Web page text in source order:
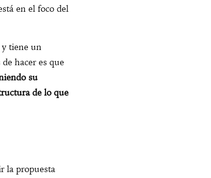
en el foco del
y tiene un
hacer es que
su
de lo que
la propuesta